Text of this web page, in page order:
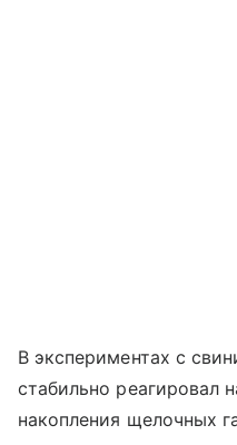
В экспериментах с
стабильно реагировал
накопления щелочных